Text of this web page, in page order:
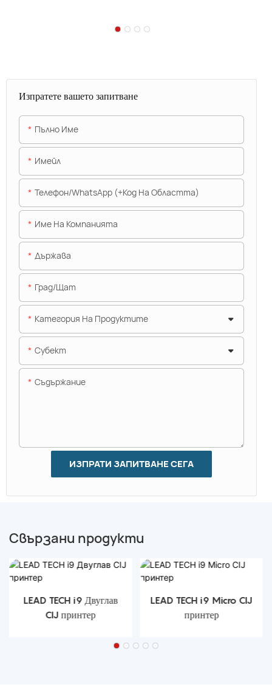
Изпратете вашето запитване
Пълно Име
Имейл
Телефон/WhatsApp (+Код На Областта)
Име На Компанията
Държава
Град/щат
Категория На Продуктите
Субект
Съдържание
ИЗПРАТИ ЗАПИТВАНЕ СЕГА
Свързани продукти
LEAD TECH i9 Двуглав
CIJ принтер
LEAD TECH i9 Micro CIJ
принтер